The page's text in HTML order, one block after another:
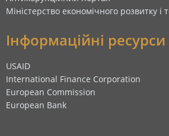
Міністерство економічного розвитку і
Інформаційні ресурси
USAID
International Finance Corporation
European Commission
European Bank